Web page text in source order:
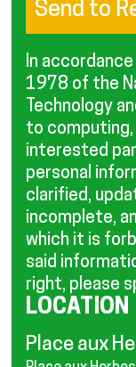
In
1978 of the
Technology
to
interested
personal
clarified,
incomplete,
which it is
said
right, please
LOCATION
Place aux